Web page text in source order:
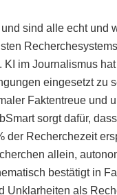
sind alle echt und
KI im Journalismus
eingesetzt zu
Faktentreue und
sorgt dafür,
der Recherchezeit
allein,
bestätigt in
Unklarheiten als